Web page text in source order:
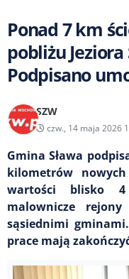
Ponad 7 km
pobliżu Jeziora
Podpisano
SZW
czw., 14 maja 2026
Gmina Sława
kilometrów
wartości blisko 4
malownicze rejony
sąsiednimi
prace mają